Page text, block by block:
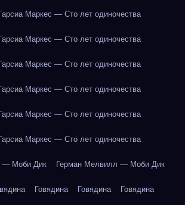
Маркес — Сто лет одиночества
Маркес — Сто лет одиночества
Маркес — Сто лет одиночества
Маркес — Сто лет одиночества
Маркес — Сто лет одиночества
Маркес — Сто лет одиночества
— Моби Дик Герман Мелвилл — Моби Дик
Говядина Говядина Говядина